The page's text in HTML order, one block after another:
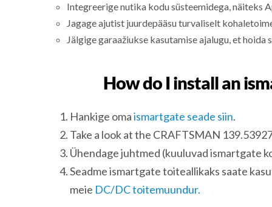
Integreerige nutika kodu süsteemidega, näiteks
Jagage ajutist juurdepääsu turvaliselt
Jälgige garaažiukse kasutamise ajalugu, et hoida
How do I install an
Hankige omaismartgate seade siin.
Take a look at the CRAFTSMAN
Ühendage juhtmed (kuuluvad ismartgate
Seadme ismartgate toiteallikaks saate
meie DC/DC toitemuundur.